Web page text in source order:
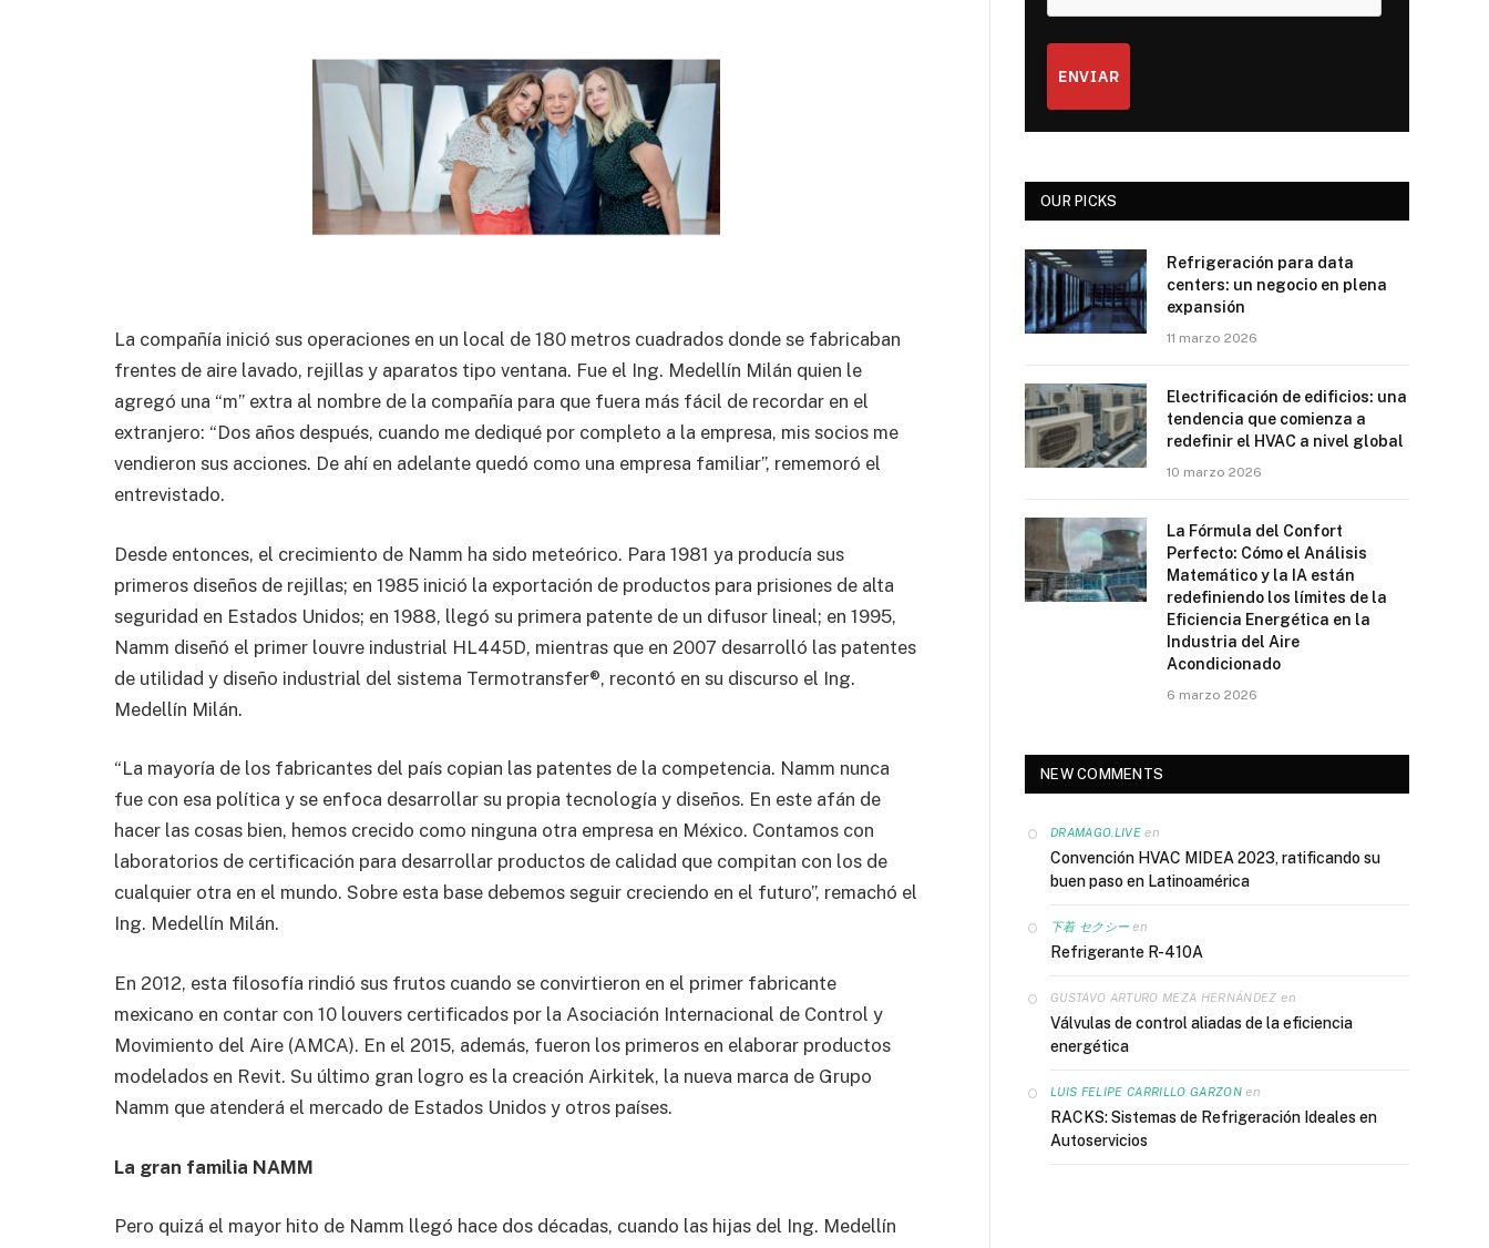
La compañía inició sus operaciones en un local de 180 metros cuadrados donde se fabricaban
frentes de aire lavado, rejillas y aparatos tipo ventana. Fue el Ing. Medellín Milán quien le
agregó una “m” extra al nombre de la compañía para que fuera más fácil de recordar en el
extranjero: “Dos años después, cuando me dediqué por completo a la empresa, mis socios me
vendieron sus acciones. De ahí en adelante quedó como una empresa familiar”, rememoró el
entrevistado.
Desde entonces, el crecimiento de Namm ha sido meteórico. Para 1981 ya producía sus
primeros diseños de rejillas; en 1985 inició la exportación de productos para prisiones de alta
seguridad en Estados Unidos; en 1988, llegó su primera patente de un difusor lineal; en 1995,
Namm diseñó el primer louvre industrial HL445D, mientras que en 2007 desarrolló las patentes
de utilidad y diseño industrial del sistema Termotransfer®, recontó en su discurso el Ing.
Medellín Milán.
“La mayoría de los fabricantes del país copian las patentes de la competencia. Namm nunca
fue con esa política y se enfoca desarrollar su propia tecnología y diseños. En este afán de
hacer las cosas bien, hemos crecido como ninguna otra empresa en México. Contamos con
laboratorios de certificación para desarrollar productos de calidad que compitan con los de
cualquier otra en el mundo. Sobre esta base debemos seguir creciendo en el futuro”, remachó el
Ing. Medellín Milán.
En 2012, esta filosofía rindió sus frutos cuando se convirtieron en el primer fabricante
mexicano en contar con 10 louvers certificados por la Asociación Internacional de Control y
Movimiento del Aire (AMCA). En el 2015, además, fueron los primeros en elaborar productos
modelados en Revit. Su último gran logro es la creación Airkitek, la nueva marca de Grupo
Namm que atenderá el mercado de Estados Unidos y otros países.
La gran familia NAMM
Pero quizá el mayor hito de Namm llegó hace dos décadas, cuando las hijas del Ing. Medellín
ENVIAR
OUR PICKS
Refrigeración para data
centers: un negocio en plena
expansión
11 marzo 2026
Electrificación de edificios: una
tendencia que comienza a
redefinir el HVAC a nivel global
10 marzo 2026
La Fórmula del Confort
Perfecto: Cómo el Análisis
Matemático y la IA están
redefiniendo los límites de la
Eficiencia Energética en la
Industria del Aire
Acondicionado
6 marzo 2026
NEW COMMENTS
DRAMAGO.LIVEen
Convención HVAC MIDEA 2023, ratificando su
buen paso en Latinoamérica
下着 セクシー en
Refrigerante R-410A
GUSTAVO ARTURO MEZA HERNÁNDEZ en
Válvulas de control aliadas de la eficiencia
energética
LUIS FELIPE CARRILLO GARZONen
RACKS: Sistemas de Refrigeración Ideales en
Autoservicios